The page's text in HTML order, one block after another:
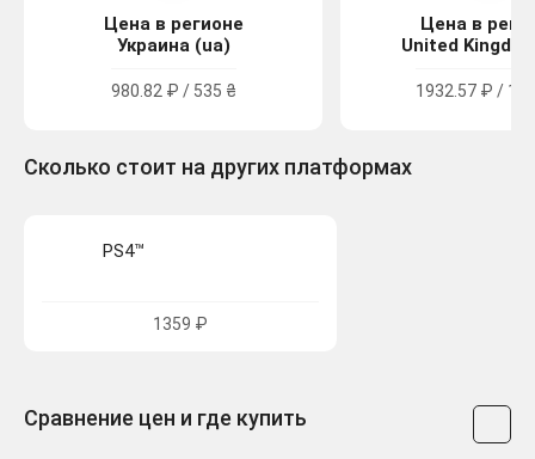
Цена в регионе
Украина (ua)
980.82 ₽ / 535 ₴
Цена в
United
1932.57 ₽ /
Сколько стоит на других платформах
PS4™
1359 ₽
Сравнение цен и где купить